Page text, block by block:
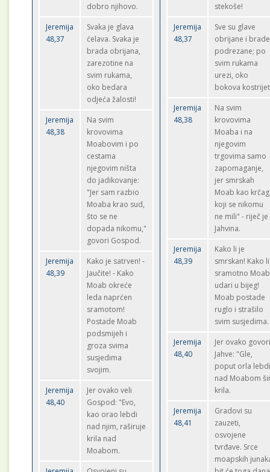
dobro njihovo.
Jeremija
48,37
Svaka je glava
ćelava. Svaka je
brada obrijana,
zarezotine na
svim rukama,
oko bedara
odjeća žalosti!
Jeremija
48,38
Na svim
krovovima
Moabovim i po
cestama
njegovim ništa
do jadikovanje:
"Jer sam razbio
Moaba krao sud,
što se ne
dopada nikomu,"
govori Gospod.
Jeremija
48,39
Kako je satrven! -
Jaučite! - Kako
Moab okreće
leda naprćen
sramotom!
Postade Moab
podsmijeh i
groza svima
susjedima
svojim.
Jeremija
48,40
Jer ovako veli
Gospod: "Evo,
kao orao lebdi
nad njim, raširuje
krila nad
Moabom.
stekoše!
Jeremija
48,37
Sve su glave
obrijane i brade
podrezane; po
svim rukama
urezi, oko
bokova
Jeremija
48,38
Na svim
krovovima
Moaba i na
njegovim
trgovima samo
zapomaganje,
jer smrskah
Moab kao krčag
koji se nikomu
ne mili" - riječ je
Jahvina.
Jeremija
48,39
Kako li je
smrskan! Kako li
sramotno Moab
udari u bijeg!
Moab postade
ruglo i strašilo
svim susjedima.
Jeremija
48,40
Jer ovako
Jahve: "Gle,
poput orla
nad Moabom
krila.
Jeremija
48,41
Gradovi su
zauzeti,
osvojene
tvrđave. Srce
moapskih